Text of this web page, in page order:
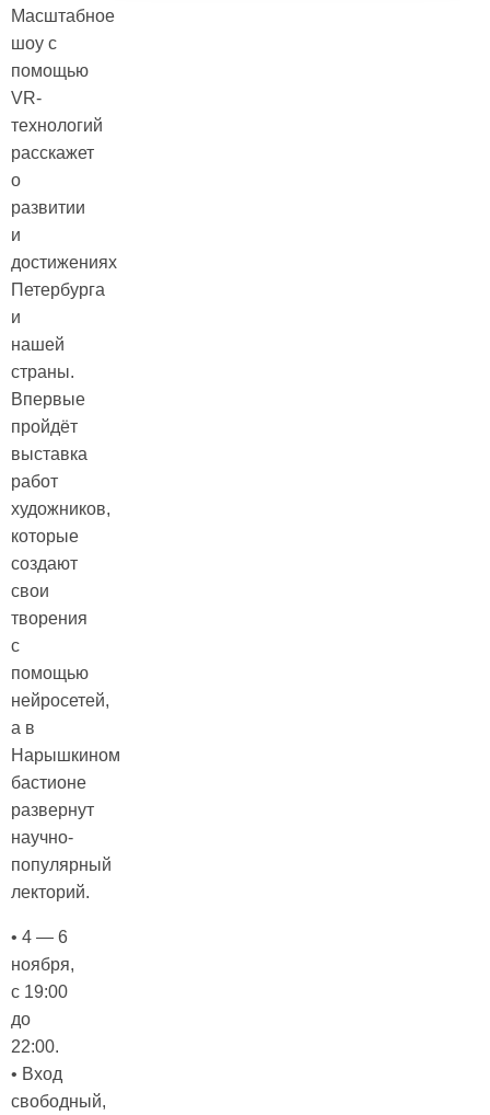
Масштабное
шоу с
помощью
VR-
технологий
расскажет
о
развитии
и
достижениях
Петербурга
и
нашей
страны.
Впервые
пройдёт
выставка
работ
художников,
которые
создают
свои
творения
с
помощью
нейросетей,
а в
Нарышкином
бастионе
развернут
научно-
популярный
лекторий.
• 4 — 6
ноября,
с 19:00
до
22:00.
• Вход
свободный,